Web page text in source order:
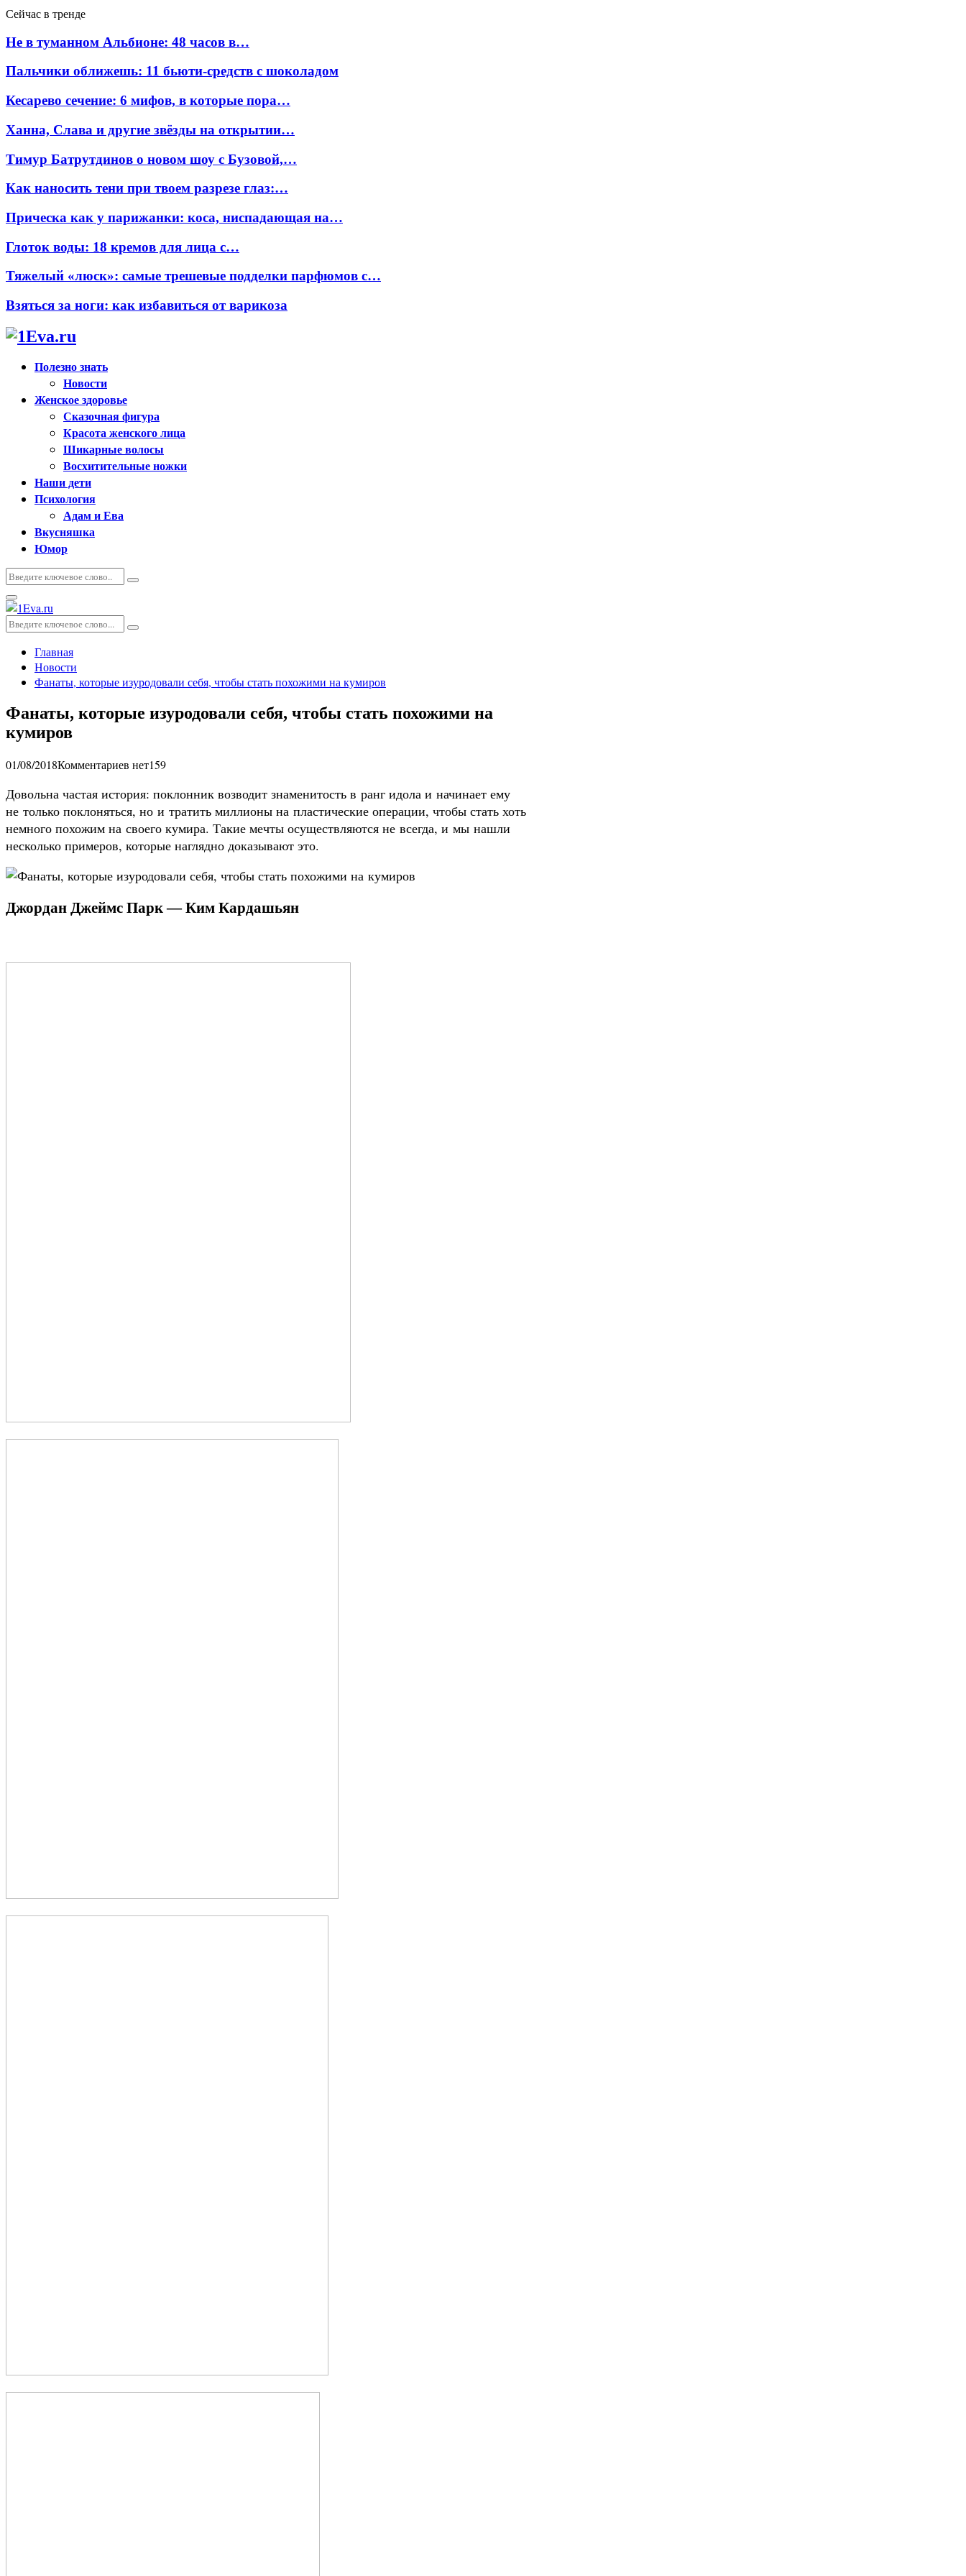
Сейчас в тренде
Не в туманном Альбионе: 48 часов в…
Пальчики оближешь: 11 бьюти-средств с шоколадом
Кесарево сечение: 6 мифов, в которые пора…
Ханна, Слава и другие звёзды на открытии…
Тимур Батрутдинов о новом шоу с Бузовой,…
Как наносить тени при твоем разрезе глаз:…
Прическа как у парижанки: коса, ниспадающая на…
Глоток воды: 18 кремов для лица с…
Тяжелый «люск»: самые трешевые подделки парфюмов с…
Взяться за ноги: как избавиться от варикоза
Полезно знать
Новости
Женское здоровье
Сказочная фигура
Красота женского лица
Шикарные волосы
Восхитительные ножки
Наши дети
Психология
Адам и Ева
Вкусняшка
Юмор
Искать:
Поиск
Основное
меню
Искать:
Поиск
Главная
Новости
Фанаты, которые изуродовали себя, чтобы стать похожими на кумиров
Фанаты, которые изуродовали себя, чтобы стать похожими на
кумиров
01/08/2018Комментариев нет159
Довольна частая история: поклонник возводит знаменитость в ранг идола и начинает ему
не только поклоняться, но и тратить миллионы на пластические операции, чтобы стать хоть
немного похожим на своего кумира. Такие мечты осуществляются не всегда, и мы нашли
несколько примеров, которые наглядно доказывают это.
Джордан Джеймс Парк — Ким Кардашьян